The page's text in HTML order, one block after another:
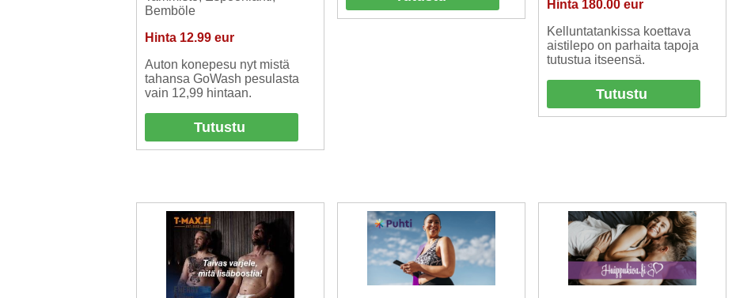
Bemböle
Hinta 12.99 eur
Auton konepesu nyt mistä
tahansa GoWash pesulasta
vain 12,99 hintaan.
Tutustu
Hinta 180.00 eur
Kelluntatankissa koettava
aistilepo on parhaita tapoja
tutustua itseensä.
Tutustu